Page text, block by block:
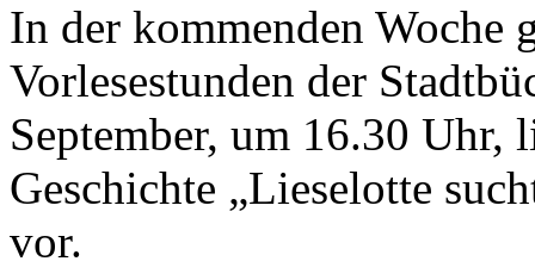
In der kommenden Woche
Vorlesestunden der
September, um 16.30 Uhr,
Geschichte „Lieselotte
vor.